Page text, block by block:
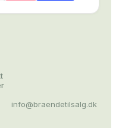
Apple Pay,
info@braendetilsalg.dk